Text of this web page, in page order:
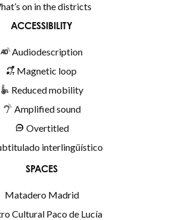
on in the districts
ACCESSIBILITY
Audiodescription
Magnetic loop
Reduced mobility
Amplified sound
Overtitled
interlingüístico
SPACES
Matadero Madrid
Cultural Paco de Lucía